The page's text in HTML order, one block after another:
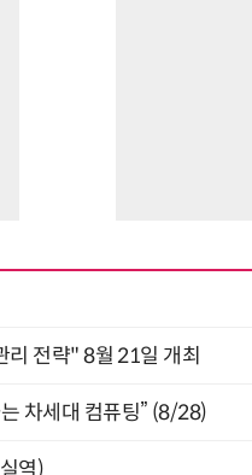
리 전략" 8월 21일 개최
차세대 컴퓨팅” (8/28)
역)